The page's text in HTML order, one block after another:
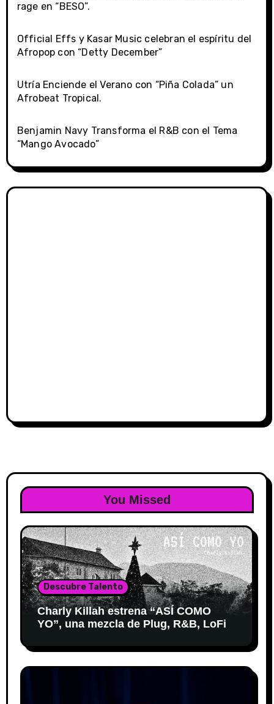
rage en “BESO”.
Official Effs y Kasar Music celebran el espíritu del
Afropop con “Detty December”
Utría Enciende el Verano con “Piña Colada” un
Afrobeat Tropical.
Benjamin Navy Transforma el R&B con el Tema
“Mango Avocado”
You Missed
Descubre Talento
Charly Killah estrena “ASÍ COMO
YO”, una mezcla de Plug, R&B, LoFi